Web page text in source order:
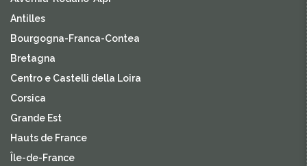
Antilles
Bourgogna-Franca-Contea
Bretagna
Centro e Castelli della Loira
Corsica
Grande Est
Hauts de France
Île-de-France